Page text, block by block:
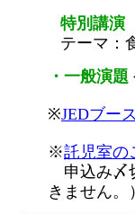
特別講演
テーマ：
・一般演題
※JEDブー
※託児室の
申込み〆
きません。